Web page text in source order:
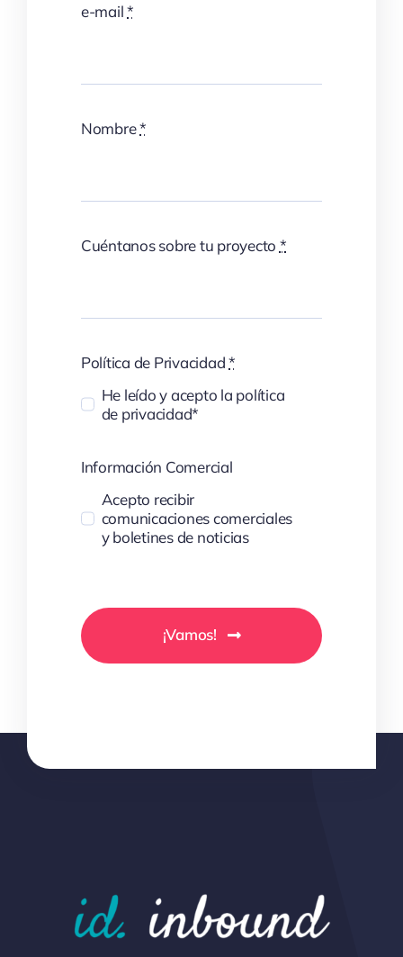
e-mail*
Nombre*
Cuéntanos sobre tu proyecto *
Política de Privacidad*
He leído y acepto la política
de privacidad*
Información Comercial
Acepto recibir
comunicaciones comerciales
y boletines de noticias
¡Vamos!